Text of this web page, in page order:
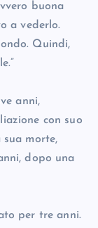
buona
a vederlo.
Quindi,
anni,
con suo
morte,
dopo una
per tre anni.